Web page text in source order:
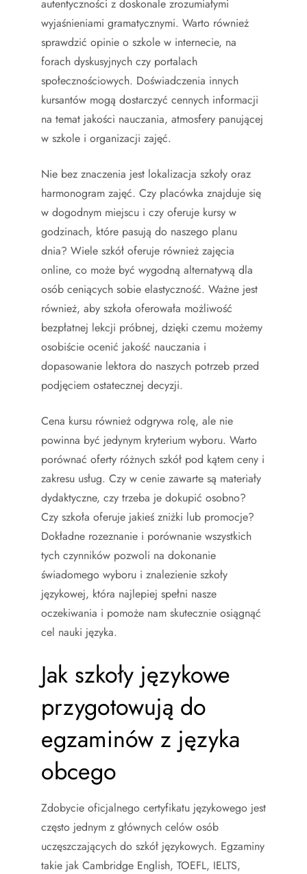
autentyczności z doskonale zrozumiałymi
wyjaśnieniami gramatycznymi. Warto również
sprawdzić opinie o szkole w internecie, na
forach dyskusyjnych czy portalach
społecznościowych. Doświadczenia innych
kursantów mogą dostarczyć cennych informacji
na temat jakości nauczania, atmosfery panującej
w szkole i organizacji zajęć.
Nie bez znaczenia jest lokalizacja szkoły oraz
harmonogram zajęć. Czy placówka znajduje się
w dogodnym miejscu i czy oferuje kursy w
godzinach, które pasują do naszego planu
dnia? Wiele szkół oferuje również zajęcia
online, co może być wygodną alternatywą dla
osób ceniących sobie elastyczność. Ważne jest
również, aby szkoła oferowała możliwość
bezpłatnej lekcji próbnej, dzięki czemu możemy
osobiście ocenić jakość nauczania i
dopasowanie lektora do naszych potrzeb przed
podjęciem ostatecznej decyzji.
Cena kursu również odgrywa rolę, ale nie
powinna być jedynym kryterium wyboru. Warto
porównać oferty różnych szkół pod kątem ceny i
zakresu usług. Czy w cenie zawarte są materiały
dydaktyczne, czy trzeba je dokupić osobno?
Czy szkoła oferuje jakieś zniżki lub promocje?
Dokładne rozeznanie i porównanie wszystkich
tych czynników pozwoli na dokonanie
świadomego wyboru i znalezienie szkoły
językowej, która najlepiej spełni nasze
oczekiwania i pomoże nam skutecznie osiągnąć
cel nauki języka.
Jak szkoły językowe
przygotowują do
egzaminów z języka
obcego
Zdobycie oficjalnego certyfikatu językowego jest
często jednym z głównych celów osób
uczęszczających do szkół językowych. Egzaminy
takie jak Cambridge English, TOEFL, IELTS,